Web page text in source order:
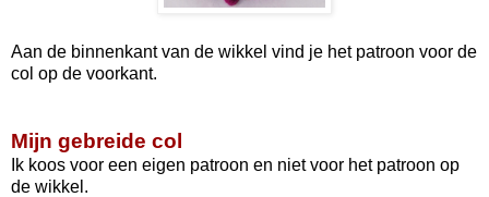
Aan de binnenkant van de wikkel vind je het patroon voor de
col op de voorkant.
Mijn gebreide col
Ik koos voor een eigen patroon en niet voor het patroon op
de wikkel.